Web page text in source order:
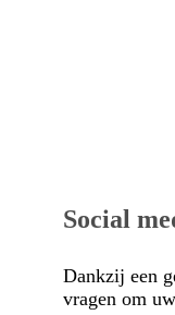
Social
Dankzij een
vragen om